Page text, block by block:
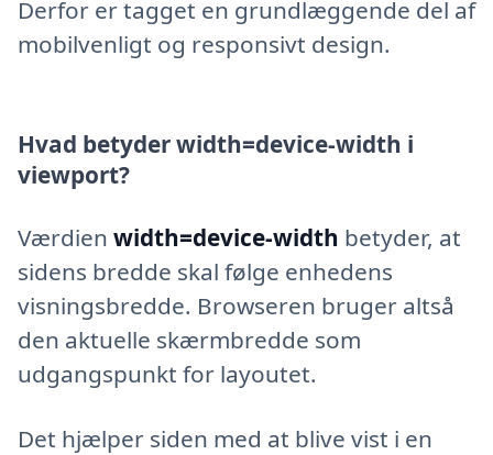
Derfor er tagget en grundlæggende del af
mobilvenligt og responsivt design.
Hvad betyder width=device-width i
viewport?
Værdien width=device-width betyder, at
sidens bredde skal følge enhedens
visningsbredde. Browseren bruger altså
den aktuelle skærmbredde som
udgangspunkt for layoutet.
Det hjælper siden med at blive vist i en